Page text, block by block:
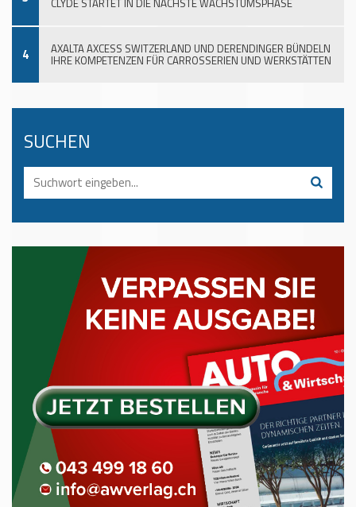
CLYDE STARTET IN DIE NÄCHSTE WACHSTUMSPHASE
4 AXALTA AXCESS SWITZERLAND UND DERENDINGER BÜNDELN
IHRE KOMPETENZEN FÜR CARROSSERIEN UND WERKSTÄTTEN
SUCHEN